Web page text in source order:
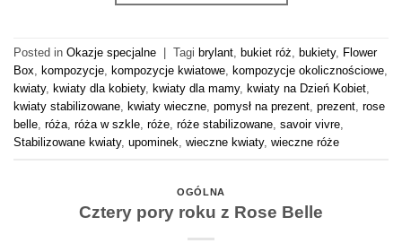
Posted in Okazje specjalne Tagi brylant bukiet róż bukiety, Flower
Box
kompozycje kompozycje kwiatowe kompozycje okolicznościowe
kwiaty, kwiaty dla kobiety, kwiaty dla mamy, kwiaty na Dzień Kobiet
kwiaty stabilizowane
kwiaty wieczne pomysł na prezent prezent rose
belle róża róża w szkle róże róże stabilizowane savoir vivre
Stabilizowane kwiaty, upominek wieczne kwiaty, wieczne róże
OGÓLNA
Cztery pory roku z Rose Belle